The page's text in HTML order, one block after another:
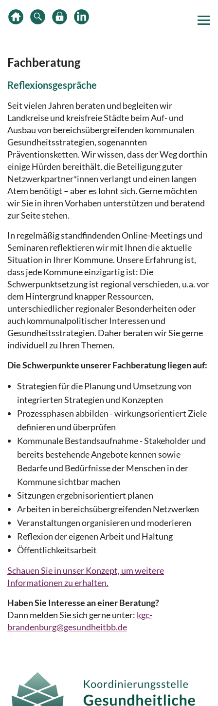
Inhalt
Hauptnavigation
Subnavigation
Fachberatung
Reflexionsgespräche
Seit vielen Jahren beraten und begleiten wir
Landkreise und kreisfreie Städte beim Auf- und
Ausbau von bereichsübergreifenden kommunalen
Gesundheitsstrategien, sogenannten
Präventionsketten. Wir wissen, dass der Weg dorthin
einige Hürden bereithält, die Beteiligung guter
Netzwerkpartner*innen verlangt und einen langen
Atem benötigt – aber es lohnt sich. Gerne möchten
wir Sie in ihren Vorhaben unterstützen und beratend
zur Seite stehen.
In regelmäßig standfindenden Online-Meetings und
Seminaren reflektieren wir mit Ihnen die aktuelle
Situation in Ihrer Kommune. Unsere Erfahrung ist,
dass jede Kommune einzigartig ist: Die
Schwerpunktsetzung ist regional verschieden, u.a. vor
dem Hintergrund knapper Ressourcen,
unterschiedlicher regionaler Besonderheiten oder
auch kommunalpolitischer Interessen und
Gesundheitsstrategien. Daher beraten wir Sie gerne
individuell zu Ihren Themen.
Die Schwerpunkte unserer Fachberatung liegen auf:
Strategien für die Planung und Umsetzung von
integrierten Strategien und Konzepten
Prozessphasen abbilden - wirkungsorientiert Ziele
definieren und überprüfen
Kommunale Bestandsaufnahme - Stakeholder und
bereits bestehende Angebote kennen sowie
Bedarfe und Bedürfnisse der Menschen in der
Kommune sichtbar machen
Sitzungen ergebnisorientiert planen
Arbeiten in bereichsübergreifenden Netzwerken
Veranstaltungen organisieren und moderieren
Reflexion der eigenen Arbeit und Haltung
Öffentlichkeitsarbeit
Schauen Sie in unser Konzept, um weitere
Informationen zu erhalten.
Haben Sie Interesse an einer Beratung?
Dann melden Sie sich gerne unter: kgc-
brandenburg@gesundheitbb.de